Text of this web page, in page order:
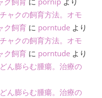
ャクの飼育方法。オモ
ク飼育 に porntude より
ャクの飼育方法。オモ
ク飼育 に porntude より
ん膨らむ腫瘍。治療の
ん膨らむ腫瘍。治療の